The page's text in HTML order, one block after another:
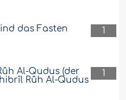
1
das Fasten
1
Al-Qudus (der
Rûh Al-Qudus